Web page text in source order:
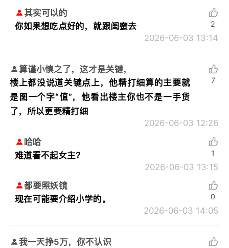
其实可以的
你如果想吃点好的，就跟闺蜜去
2026-06-03 13:14
2
算谨小慎之了，这才是关键，
楼上都没说道关键点上，他精打细算的主要就
是图一个字“值”，他看出楼主你也不是一手货
了，所以更要精打细
2026-06-03 12:26
7
哈哈
难道看不起女主？
2026-06-03 13:15
1
都要照妖镜
现在可能要介绍小学的。
2026-06-03 14:05
0
我一天挣5万，你不认识